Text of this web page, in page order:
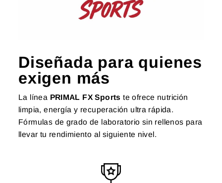
Diseñada para quienes
exigen más
La línea PRIMAL FX Sports te ofrece nutrición
limpia, energía y recuperación ultra rápida.
Fórmulas de grado de laboratorio sin rellenos para
llevar tu rendimiento al siguiente nivel.